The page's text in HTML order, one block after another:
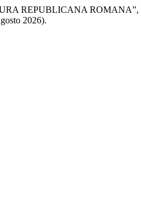
REPUBLICANA ROMANA”,
2026).